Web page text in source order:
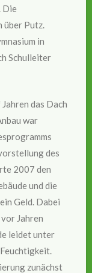
Die
über Putz.
in
Schulleiter
das Dach
war
des
2007 den
und die
Geld. Dabei
Jahren
leidet unter
zunächst